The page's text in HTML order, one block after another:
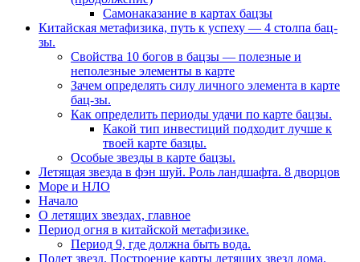
Самонаказание в картах бацзы
Китайская метафизика, путь к успеху — 4 столпа бац-
зы.
Свойства 10 богов в бацзы — полезные и
неполезные элементы в карте
Зачем определять силу личного элемента в карте
бац-зы.
Как определить периоды удачи по карте бацзы.
Какой тип инвестиций подходит лучше к
твоей карте базцы.
Особые звезды в карте бацзы.
Летящая звезда в фэн шуй. Роль ландшафта. 8 дворцов
Море и НЛО
Начало
О летящих звездах, главное
Период огня в китайской метафизике.
Период 9, где должна быть вода.
Полет звезд. Построение карты летящих звезд дома.